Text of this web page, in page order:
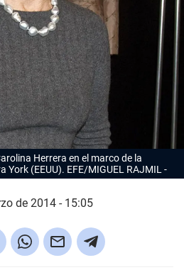
Herrera en el marco de la
York (EEUU). EFE/MIGUEL RAJMIL
de 2014 - 15:05